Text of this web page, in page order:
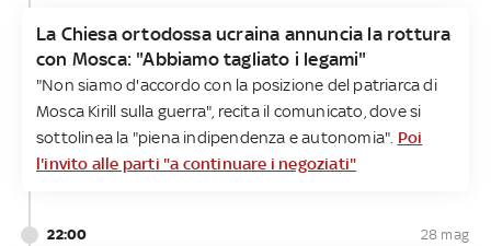
La Chiesa ortodossa ucraina annuncia la rottura
con Mosca: "Abbiamo tagliato i legami"
"Non siamo d'accordo con la posizione del patriarca di
Mosca Kirill sulla guerra", recita il comunicato, dove si
sottolinea la "piena indipendenza e autonomia". Poi
l'invito alle parti "a continuare i negoziati"
22:00 28 mag